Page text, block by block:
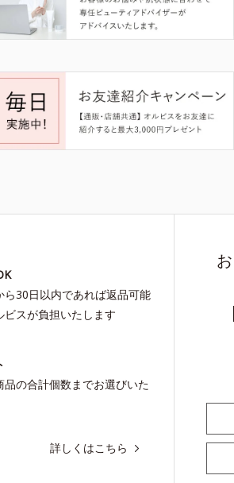
ら30日以内であれば返品可能
スが負担いたします
の合計個数までお選びいた
詳しくはこちら